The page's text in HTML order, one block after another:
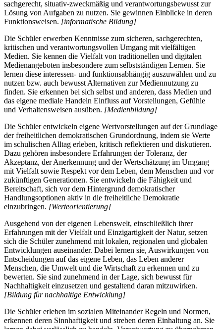
sachgerecht, situativ-zweckmäßig und verantwortungsbewusst zur
Lösung von Aufgaben zu nutzen. Sie gewinnen Einblicke in deren
Funktionsweisen. [informatische Bildung]
Die Schüler erwerben Kenntnisse zum sicheren, sachgerechten,
kritischen und verantwortungsvollen Umgang mit vielfältigen
Medien. Sie kennen die Vielfalt von traditionellen und digitalen
Medienangeboten insbesondere zum selbstständigen Lernen. Sie
lernen diese interessen- und funktionsabhängig auszuwählen und zu
nutzen bzw. auch bewusst Alternativen zur Mediennutzung zu
finden. Sie erkennen bei sich selbst und anderen, dass Medien und
das eigene mediale Handeln Einfluss auf Vorstellungen, Gefühle
und Verhaltensweisen ausüben. [Medienbildung]
Die Schüler entwickeln eigene Wertvorstellungen auf der Grundlage
der freiheitlichen demokratischen Grundordnung, indem sie Werte
im schulischen Alltag erleben, kritisch reflektieren und diskutieren.
Dazu gehören insbesondere Erfahrungen der Toleranz, der
Akzeptanz, der Anerkennung und der Wertschätzung im Umgang
mit Vielfalt sowie Respekt vor dem Leben, dem Menschen und vor
zukünftigen Generationen. Sie entwickeln die Fähigkeit und
Bereitschaft, sich vor dem Hintergrund demokratischer
Handlungsoptionen aktiv in die freiheitliche Demokratie
einzubringen. [Werteorientierung]
Ausgehend von der eigenen Lebenswelt, einschließlich ihrer
Erfahrungen mit der Vielfalt und Einzigartigkeit der Natur, setzen
sich die Schüler zunehmend mit lokalen, regionalen und globalen
Entwicklungen auseinander. Dabei lernen sie, Auswirkungen von
Entscheidungen auf das eigene Leben, das Leben anderer
Menschen, die Umwelt und die Wirtschaft zu erkennen und zu
bewerten. Sie sind zunehmend in der Lage, sich bewusst für
Nachhaltigkeit einzusetzen und gestaltend daran mitzuwirken.
[Bildung für nachhaltige Entwicklung]
Die Schüler erleben im sozialen Miteinander Regeln und Normen,
erkennen deren Sinnhaftigkeit und streben deren Einhaltung an. Sie